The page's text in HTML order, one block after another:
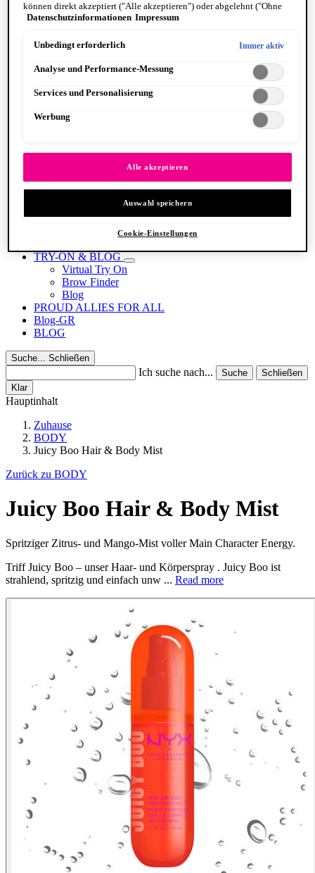
Fat Cheeks
Body Oils
Fragrance
Body Butter + Lotion
Suga Baddie
PINSEL & TOOLS
Alle anzeigen PINSEL & TOOLS
Foundation Pinsel
Lidschatten Pinsel
Glitzer
Makeup Schwämme
TRY-ON & BLOG
Virtual Try On
Brow Finder
Blog
PROUD ALLIES FOR ALL
Blog-GR
BLOG
Suche... Schließen
Ich suche nach... Suche
Schließen
Klar
Hauptinhalt
Zuhause
BODY
Juicy Boo Hair & Body Mist
Zurück zu BODY
Juicy Boo Hair & Body Mist
Spritziger Zitrus- und Mango-Mist voller Main Character Energy.
Triff Juicy Boo – unser Haar- und Körperspray . Juicy Boo ist
strahlend, spritzig und einfach unw ... Read more
können direkt akzeptiert ("Alle akzeptieren") oder abgelehnt ("Ohne
Einwilligung fortfahren") werden. Individuelle Anpassungen der
speichern"). Die Auswahl kann jederzeit unter dem Link "Cookie-
Datenschutzinformationen.
Datenschutzinformationen Impressum
Unbedingt erforderlich Immer aktiv
Analyse und Performance-Messung
Services und Personalisierung
Werbung
Alle akzeptieren
Auswahl speichern
Cookie-Einstellungen